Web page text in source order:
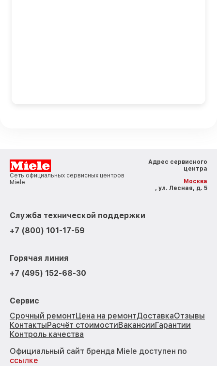
Сеть официальных сервисных центров
Miele
Адрес сервисного
центра
Москва
, ул. Лесная, д. 5
Служба технической поддержки
+7 (800) 101-17-59
Горячая линия
+7 (495) 152-68-30
Сервис
Срочный ремонтЦена на ремонтДоставкаОтзывы
КонтактыРасчёт стоимостиВакансииГарантии
Контроль качества
Официальный сайт бренда Miele доступен по
ссылке